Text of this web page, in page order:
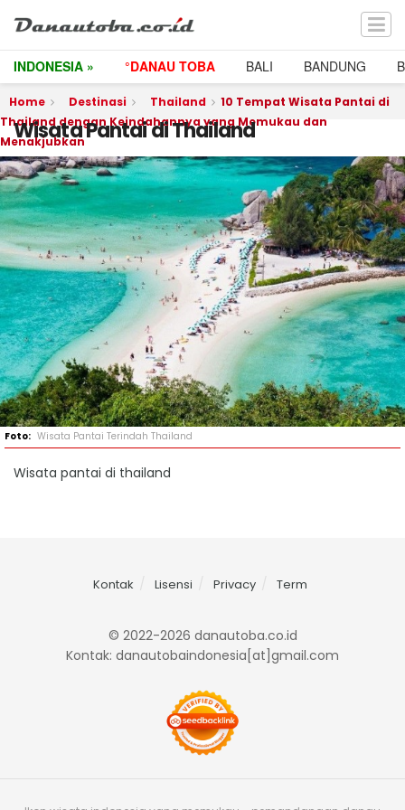
INDONESIA » °DANAU TOBA BALI BANDUNG
Home Destinasi Thailand
10 Tempat Wisata Pantai di
Thailand dengan Keindahannya yang Memukau dan
Menakjubkan
Wisata Pantai di Thailand
Wisata Pantai Terindah Thailand
Wisata pantai di thailand
Kontak Lisensi Privacy Term
© 2022-2026 danautoba.co.id
Kontak: danautobaindonesia[at]gmail.com